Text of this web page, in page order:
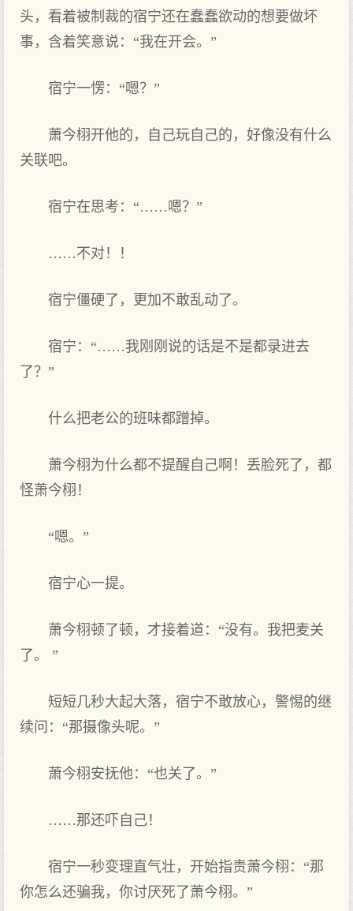
头‌，看着被制裁的宿宁还在蠢蠢欲动的想要做坏
事，含着笑‌意说：“我在开会。”
宿宁一愣：“嗯？”
萧今栩开他的，自己玩自己的，好像没有什么
关联吧。
宿宁在思考：“……嗯？”
……不对！！
宿宁僵硬了，更加不敢乱动了。
宿宁：“……我刚刚说的话是不是都录进去
了？”
什么把老公的班味都蹭掉。
萧今栩为什么都不提醒自己啊！丢脸死了，都
怪萧今栩！
“嗯。”
宿宁心一提。
萧今栩顿了顿，才接着道：“没有。我把麦关
了。 ”
短短几‌秒大‌起大‌落，宿宁不敢放心，警惕的继
续问：“那摄像头‌呢。”
萧今栩安抚他：“也关了。”
……那还吓自己！
宿宁一秒变理直气壮，开始指责萧今栩：“那
你怎么还骗我，你讨厌死了萧今栩。”